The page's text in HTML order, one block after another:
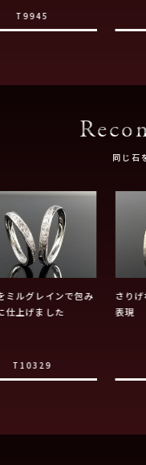
T9945
同じ石
ミルグレインで包み
仕上げました
T10329
さり
表現